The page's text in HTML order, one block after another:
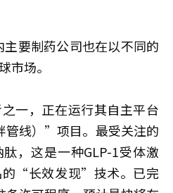
要制药公司也在以不同的
市场。
一，正在运行其自主平台
管线）”项目。最受关注的
，这是一种GLP-1受体激
的“长效发现”技术。已完